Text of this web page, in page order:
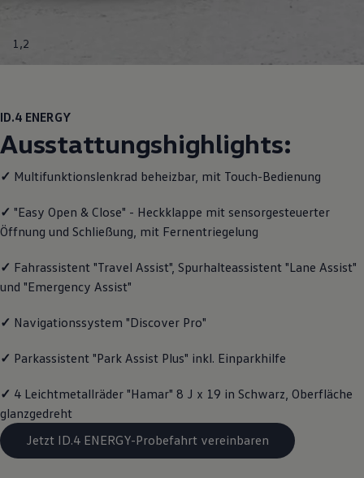
Motorenöl und Flüssigkeiten
Entertainment und Elektronik
Individualisieren
Wallbox und Ladekabel
Volkswagen Apps, Login und Shop
Handy und Fahrzeug verbinden
Über Ihr Auto
Vorgängermodelle
Kundeninformationen
Warn- und Kontrollleuchten
Live Beratung
Lifestyle
Familie
Elektromobilität
1 ,2
ID.4 ENERGY
Ausstattungshighlights:
✓ Multifunktionslenkrad beheizbar, mit Touch-Bedienung
✓ "Easy Open & Close" - Heckklappe mit sensorgesteuerter
Öffnung und Schließung, mit Fernentriegelung
✓ Fahrassistent "Travel Assist", Spurhalteassistent "Lane Assist"
und "Emergency Assist"
✓ Navigationssystem "Discover Pro"
✓ Parkassistent "Park Assist Plus" inkl. Einparkhilfe
✓ 4 Leichtmetallräder "Hamar" 8 J x 19 in Schwarz, Oberfläche
glanzgedreht
Jetzt ID.4 ENERGY-Probefahrt vereinbaren